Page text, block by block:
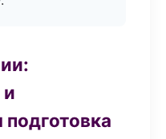
подготовка